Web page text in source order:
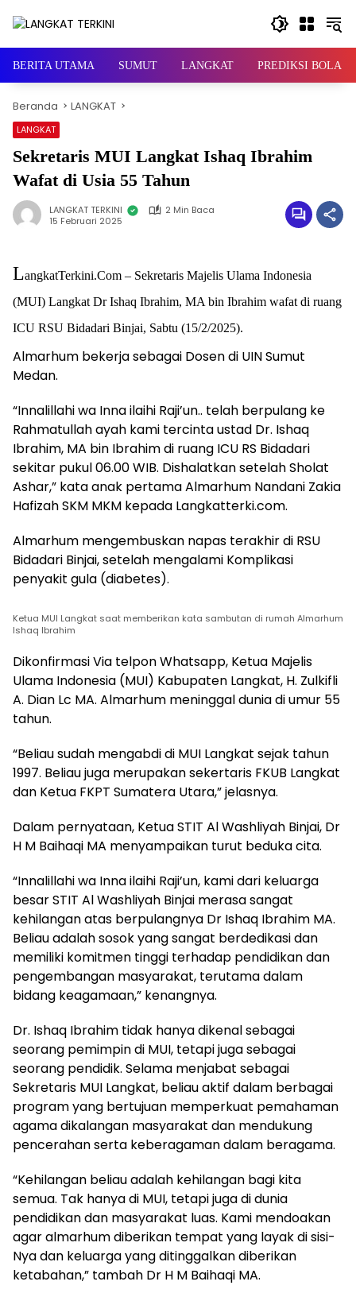
BERITA UTAMA SUMUT LANGKAT PREDIKSI BOLA
Beranda LANGKAT
LANGKAT
Sekretaris MUI Langkat Ishaq Ibrahim
Wafat di Usia 55 Tahun
LANGKAT TERKINI
2 Min Baca
15 Februari 2025
LangkatTerkini.Com – Sekretaris Majelis Ulama Indonesia
(MUI) Langkat Dr Ishaq Ibrahim, MA bin Ibrahim wafat di ruang
ICU RSU Bidadari Binjai, Sabtu (15/2/2025).
Almarhum bekerja sebagai Dosen di UIN Sumut
Medan.
“Innalillahi wa Inna ilaihi Raji’un.. telah berpulang ke
Rahmatullah ayah kami tercinta ustad Dr. Ishaq
Ibrahim, MA bin Ibrahim di ruang ICU RS Bidadari
sekitar pukul 06.00 WIB. Dishalatkan setelah Sholat
Ashar,” kata anak pertama Almarhum Nandani Zakia
Hafizah SKM MKM kepada Langkatterki.com.
Almarhum mengembuskan napas terakhir di RSU
Bidadari Binjai, setelah mengalami Komplikasi
penyakit gula (diabetes).
Ketua MUI Langkat saat memberikan kata sambutan di rumah Almarhum
Ishaq Ibrahim
Dikonfirmasi Via telpon Whatsapp, Ketua Majelis
Ulama Indonesia (MUI) Kabupaten Langkat, H. Zulkifli
A. Dian Lc MA. Almarhum meninggal dunia di umur 55
tahun.
“Beliau sudah mengabdi di MUI Langkat sejak tahun
1997. Beliau juga merupakan sekertaris FKUB Langkat
dan Ketua FKPT Sumatera Utara,” jelasnya.
Dalam pernyataan, Ketua STIT Al Washliyah Binjai, Dr
H M Baihaqi MA menyampaikan turut beduka cita.
“Innalillahi wa Inna ilaihi Raji’un, kami dari keluarga
besar STIT Al Washliyah Binjai merasa sangat
kehilangan atas berpulangnya Dr Ishaq Ibrahim MA.
Beliau adalah sosok yang sangat berdedikasi dan
memiliki komitmen tinggi terhadap pendidikan dan
pengembangan masyarakat, terutama dalam
bidang keagamaan,” kenangnya.
Dr. Ishaq Ibrahim tidak hanya dikenal sebagai
seorang pemimpin di MUI, tetapi juga sebagai
seorang pendidik. Selama menjabat sebagai
Sekretaris MUI Langkat, beliau aktif dalam berbagai
program yang bertujuan memperkuat pemahaman
agama dikalangan masyarakat dan mendukung
pencerahan serta keberagaman dalam beragama.
“Kehilangan beliau adalah kehilangan bagi kita
semua. Tak hanya di MUI, tetapi juga di dunia
pendidikan dan masyarakat luas. Kami mendoakan
agar almarhum diberikan tempat yang layak di sisi-
Nya dan keluarga yang ditinggalkan diberikan
ketabahan,” tambah Dr H M Baihaqi MA.